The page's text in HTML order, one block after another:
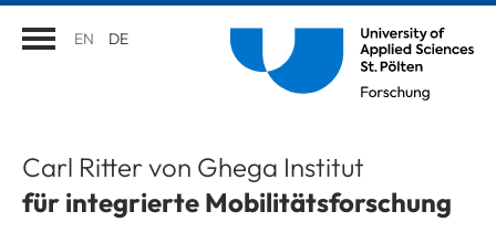
EN DE
Carl Ritter von Ghega Institut
für integrierte Mobilitätsforschung